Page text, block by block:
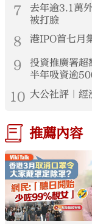
7
去年逾3.1萬
被打臉
8 港IPO首七
9
投資推廣署
半年吸資逾
10 大公社評｜
推薦內容